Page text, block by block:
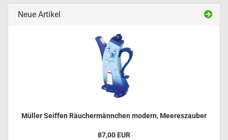
Neue Artikel
Müller Seiffen Räuchermännchen modern, Meereszauber
87,00 EUR